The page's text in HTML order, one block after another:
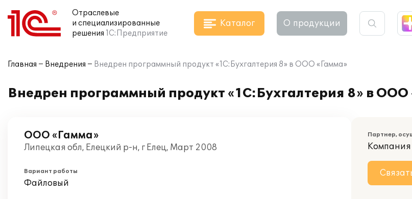
Отраслевые
и специализированные
решения 1С:Предприятие
Каталог О продукции
Главная Внедрения Внедрен программный продукт «1С:Бухгалтерия 8» в ООО «Гамма»
Внедрен программный продукт «1С:Бухгалтерия 8» в
ООО «Гамма»
Липецкая обл, Елецкий р-н, г Елец, Март 2008
Вариант работы
Файловый
Партнер,